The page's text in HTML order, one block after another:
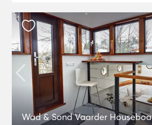
Wad & Sond Vaarder